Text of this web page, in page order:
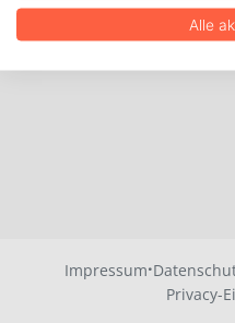
Impressum·
Privacy-
Alle